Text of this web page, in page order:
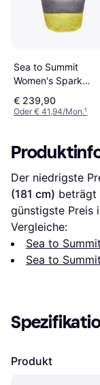
Sea to Summit
Women's Spark
Women's 7°C Down
Sleeping Bag
€ 239,90
Oder € 41,94/Mon.¹
Der niedrigste
(181 cm) beträgt
günstigste Preis
Vergleiche:
Sea to
Sea to
Produkt